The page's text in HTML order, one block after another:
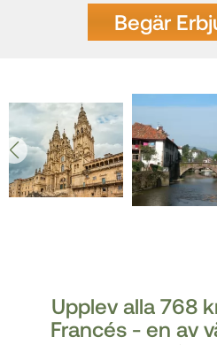
Begär
Upplev alla 768
Francés - en av